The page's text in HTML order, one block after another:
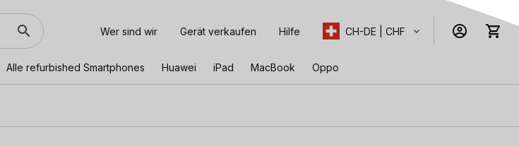
Wer sind wir Gerät verkaufen Hilfe CH-DE | CHF
Alle refurbished Smartphones Huawei iPad MacBook Oppo